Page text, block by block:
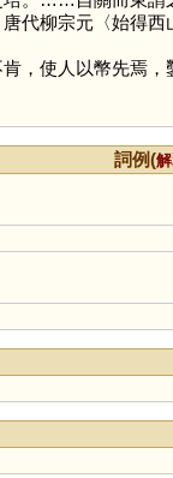
柳宗元〈始得西
，使人以幣先焉，
詞例(